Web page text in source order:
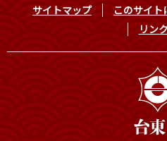
サイトマップ このサイト
リン